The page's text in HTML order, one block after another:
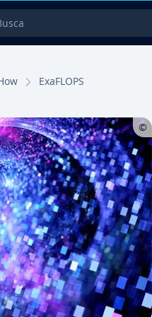
ExaFLOPS